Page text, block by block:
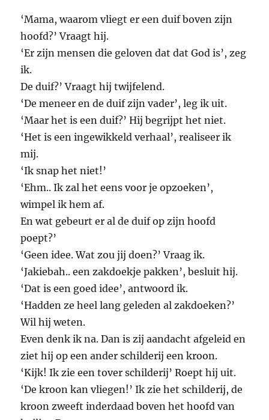
‘Mama, waarom vliegt er een duif boven zijn
hoofd?’ Vraagt hij.
‘Er zijn mensen die geloven dat dat God is’, zeg
ik.
De duif?’ Vraagt hij twijfelend.
‘De meneer en de duif zijn vader’, leg ik uit.
‘Maar het is een duif?’ Hij begrijpt het niet.
‘Het is een ingewikkeld verhaal’, realiseer ik
mij.
‘Ik snap het niet!’
‘Ehm.. Ik zal het eens voor je opzoeken’,
wimpel ik hem af.
En wat gebeurt er al de duif op zijn hoofd
poept?’
‘Geen idee. Wat zou jij doen?’ Vraag ik.
‘Jakiebah.. een zakdoekje pakken’, besluit hij.
‘Dat is een goed idee’, antwoord ik.
‘Hadden ze heel lang geleden al zakdoeken?’
Wil hij weten.
Even denk ik na. Dan is zij aandacht afgeleid en
ziet hij op een ander schilderij een kroon.
‘Kijk! Ik zie een tover schilderij’ Roept hij uit.
‘De kroon kan vliegen!’ Ik zie het schilderij, de
kroon zweeft inderdaad boven het hoofd van